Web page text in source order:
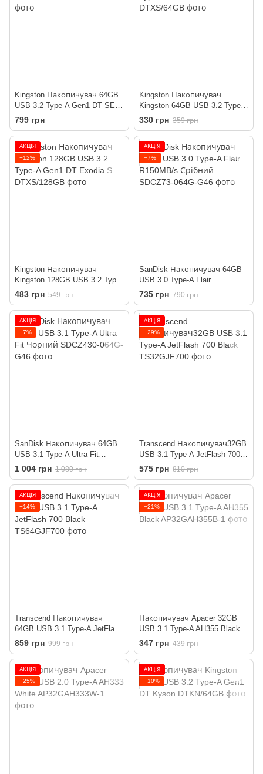
Kingston Накопичувач 64GB
USB 3.2 Type-A Gen1 DT SE9
G3
799 грн
Kingston Накопичувач
Kingston 64GB USB 3.2 Type-A
Gen1 DT Exodia S
330 грн 359 грн
АКЦІЯ
−12%
Kingston Накопичувач
Kingston 128GB USB 3.2 Type-
A Gen1 DT Exodia S
483 грн 549 грн
АКЦІЯ
−7%
SanDisk Накопичувач 64GB
USB 3.0 Type-A Flair
R150MB/s Срібний
735 грн 790 грн
АКЦІЯ
−7%
SanDisk Накопичувач 64GB
USB 3.1 Type-A Ultra Fit
Чорний
1 004 грн 1 080 грн
АКЦІЯ
−29%
Transcend Накопичувач32GB
USB 3.1 Type-A JetFlash 700
Black
575 грн 810 грн
АКЦІЯ
−14%
Transcend Накопичувач
64GB USB 3.1 Type-A JetFlash
700 Black
859 грн 999 грн
АКЦІЯ
−21%
Накопичувач Apacer 32GB
USB 3.1 Type-A AH355 Black
347 грн 439 грн
АКЦІЯ
−25%
АКЦІЯ
−10%